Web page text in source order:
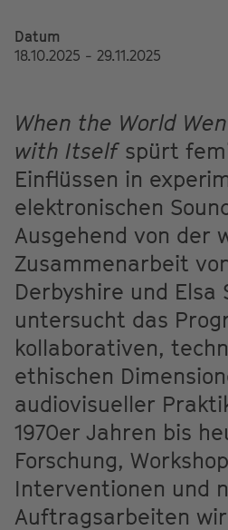
Datum
18.10.2025 - 29.11.2025
When the World
with Itselfspürt
Einflüssen in
elektronischen
Ausgehend von der
Zusammenarbeit
Derbyshire und Elsa
untersucht das
kollaborativen,
ethischen
audiovisueller
1970er Jahren bis
Forschung,
Interventionen und
Auftragsarbeiten